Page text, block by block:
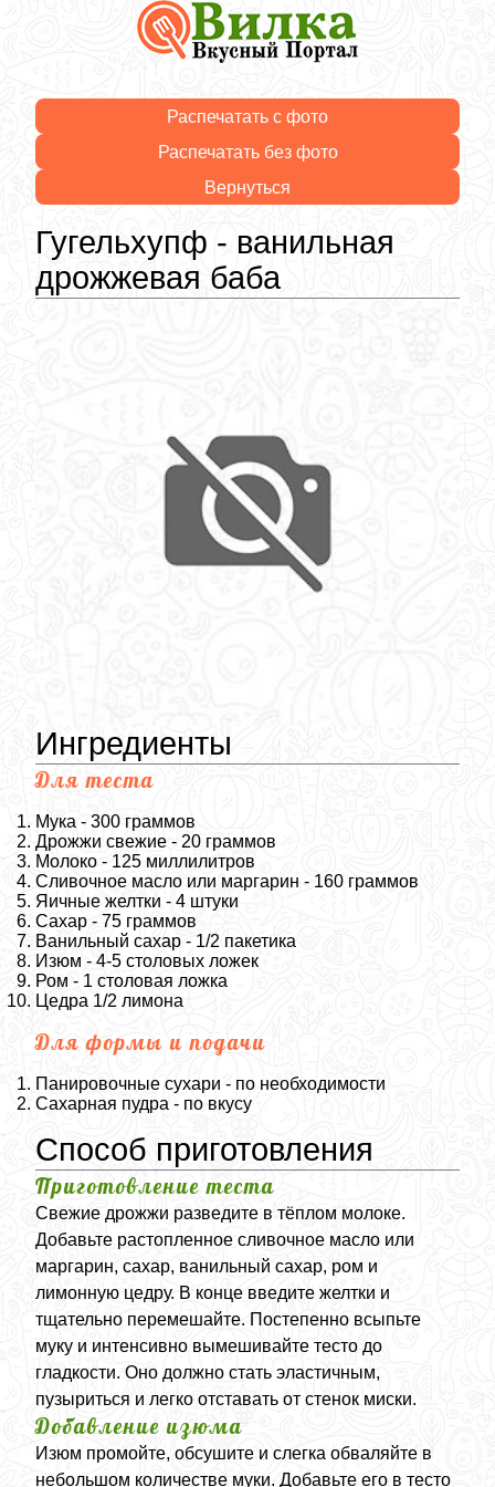
Распечатать с фото
Распечатать без фото
Вернуться
Гугельхупф - ванильная
дрожжевая баба
Ингредиенты
Для теста
Мука - 300 граммов
Дрожжи свежие - 20 граммов
Молоко - 125 миллилитров
Сливочное масло или маргарин - 160 граммов
Яичные желтки - 4 штуки
Сахар - 75 граммов
Ванильный сахар - 1/2 пакетика
Изюм - 4-5 столовых ложек
Ром - 1 столовая ложка
Цедра 1/2 лимона
Для формы и подачи
Панировочные сухари - по необходимости
Сахарная пудра - по вкусу
Способ приготовления
Приготовление теста
Свежие дрожжи разведите в тёплом молоке.
Добавьте растопленное сливочное масло или
маргарин, сахар, ванильный сахар, ром и
лимонную цедру. В конце введите желтки и
тщательно перемешайте. Постепенно всыпьте
муку и интенсивно вымешивайте тесто до
гладкости. Оно должно стать эластичным,
пузыриться и легко отставать от стенок миски.
Добавление изюма
Изюм промойте, обсушите и слегка обваляйте в
небольшом количестве муки. Добавьте его в тесто